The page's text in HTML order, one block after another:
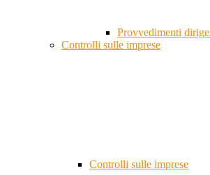
Provvedimenti
Controlli sulle imprese
Controlli sulle imprese